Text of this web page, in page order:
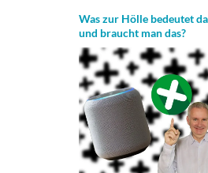
Was zur Hölle bedeutet
und braucht man das?